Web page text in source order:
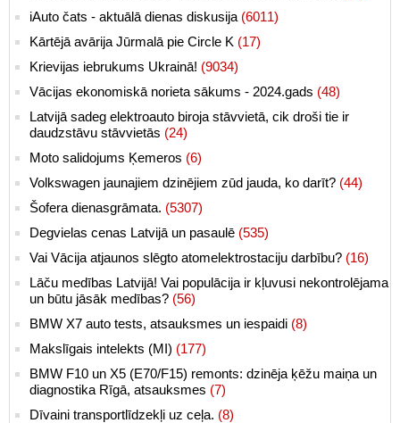
iAuto čats - aktuālā dienas diskusija (6011)
Kārtējā avārija Jūrmalā pie Circle K (17)
Krievijas iebrukums Ukrainā! (9034)
Vācijas ekonomiskā norieta sākums - 2024.gads (48)
Latvijā sadeg elektroauto biroja stāvvietā, cik droši tie ir
daudzstāvu stāvvietās (24)
Moto salidojums Ķemeros (6)
Volkswagen jaunajiem dzinējiem zūd jauda, ko darīt? (44)
Šofera dienasgrāmata. (5307)
Degvielas cenas Latvijā un pasaulē (535)
Vai Vācija atjaunos slēgto atomelektrostaciju darbību? (16)
Lāču medības Latvijā! Vai populācija ir kļuvusi nekontrolējama
un būtu jāsāk medības? (56)
BMW X7 auto tests, atsauksmes un iespaidi (8)
Makslīgais intelekts (MI) (177)
BMW F10 un X5 (E70/F15) remonts: dzinēja ķēžu maiņa un
diagnostika Rīgā, atsauksmes (7)
Dīvaini transportlīdzekļi uz ceļa. (8)